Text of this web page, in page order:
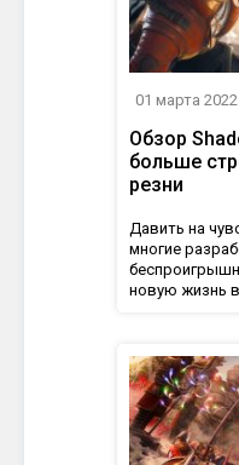
01 марта 2022
Обзор
больше
резни
Давить на
многие
новую жизнь